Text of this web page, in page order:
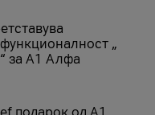
„
за А1 Алфа